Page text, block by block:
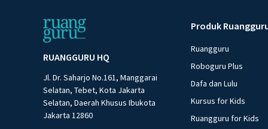
RUANGGURU HQ
Jl. Dr. Saharjo No.161, Manggarai
Selatan, Tebet, Kota Jakarta
Selatan, Daerah Khusus Ibukota
Jakarta 12860
Produk
Ruangguru
Roboguru Plus
Dafa dan Lulu
Kursus for Kids
Ruangguru for Kids